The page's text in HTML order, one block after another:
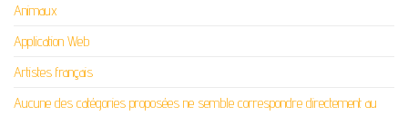
Animaux
Application Web
Artistes français
Aucune des catégories proposées ne semble correspondre directement au